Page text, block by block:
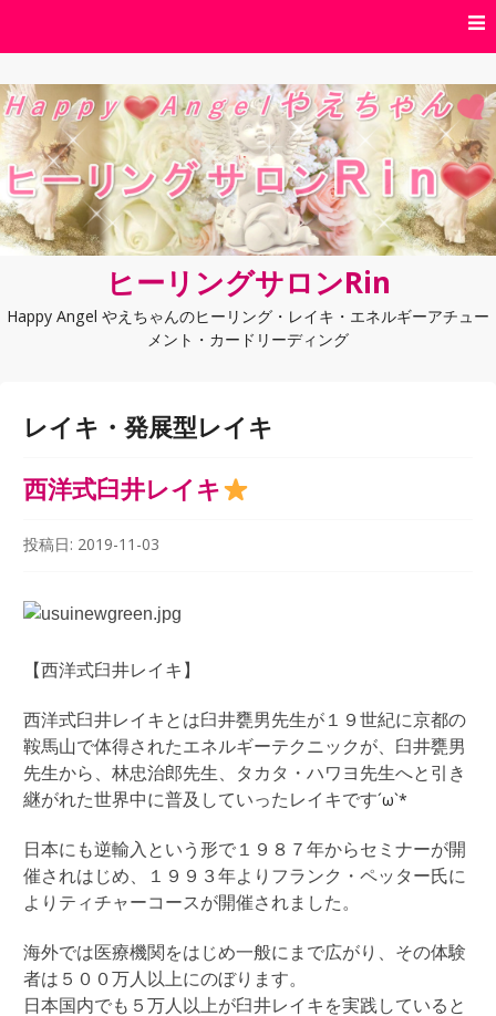
ヒーリングサロンRin
Happy Angel やえちゃんのヒーリング・レイキ・エネルギーアチュー
メント・カードリーディング
レイキ・発展型レイキ
西洋式臼井レイキ
投稿日: 2019-11-03
【西洋式臼井レイキ】
西洋式臼井レイキとは臼井甕男先生が１９世紀に京都の
鞍馬山で体得されたエネルギーテクニックが、臼井甕男
先生から、林忠治郎先生、タカタ・ハワヨ先生へと引き
継がれた世界中に普及していったレイキです´ω`*
日本にも逆輸入という形で１９８７年からセミナーが開
催されはじめ、１９９３年よりフランク・ペッター氏に
よりティチャーコースが開催されました。
海外では医療機関をはじめ一般にまで広がり、その体験
者は５００万人以上にのぼります。
日本国内でも５万人以上が臼井レイキを実践していると